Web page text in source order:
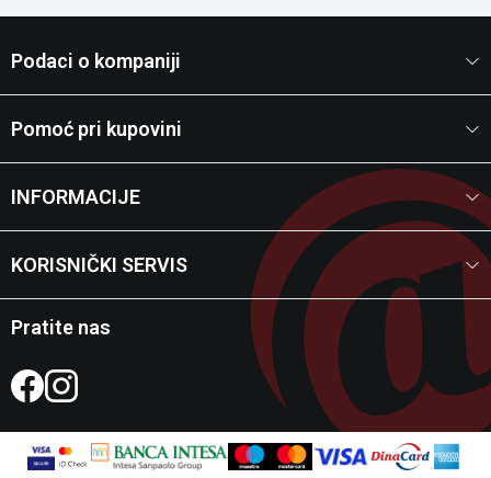
Podaci o kompaniji
Pomoć pri kupovini
INFORMACIJE
KORISNIČKI SERVIS
Pratite nas